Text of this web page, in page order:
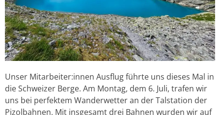
Unser Mitarbeiter:innen Ausflug führte uns dieses Mal in
die Schweizer Berge. Am Montag, dem 6. Juli, trafen wir
uns bei perfektem Wanderwetter an der Talstation der
Pizolbahnen. Mit insgesamt drei Bahnen wurden wir auf